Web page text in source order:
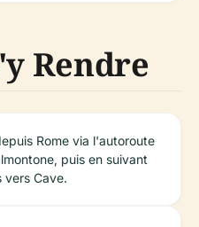
Rendre
Rome via l'autoroute
puis en suivant
vers Cave.